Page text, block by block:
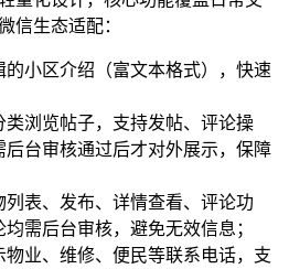
信生态适配：
的小区介绍（富文本格式），快速
类浏览帖子，支持发帖、评论操
后台审核通过后才对外展示，保障
列表、发布、详情查看、评论功
需后台审核，避免无效信息；
物业、维修、便民等联系电话，支